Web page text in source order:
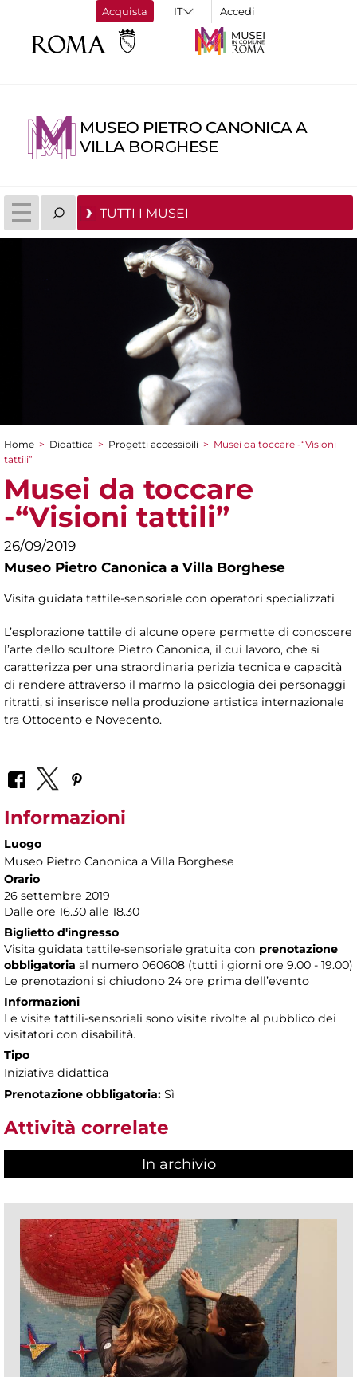
Acquista Accedi
MUSEO PIETRO CANONICA A
VILLA BORGHESE
TUTTI I MUSEI
Tu sei qui
Home > Didattica > Progetti accessibili > Musei da toccare -“Visioni
tattili”
Musei da toccare
-“Visioni tattili”
26/09/2019
Museo Pietro Canonica a Villa Borghese
Visita guidata tattile-sensoriale con operatori specializzati
L’esplorazione tattile di alcune opere permette di conoscere
l’arte dello scultore Pietro Canonica, il cui lavoro, che si
caratterizza per una straordinaria perizia tecnica e capacità
di rendere attraverso il marmo la psicologia dei personaggi
ritratti, si inserisce nella produzione artistica internazionale
tra Ottocento e Novecento.
Informazioni
Luogo
Museo Pietro Canonica a Villa Borghese
Orario
26 settembre 2019
Dalle ore 16.30 alle 18.30
Biglietto d'ingresso
Visita guidata tattile-sensoriale gratuita con prenotazione
obbligatoria al numero 060608 (tutti i giorni ore 9.00 - 19.00)
Le prenotazioni si chiudono 24 ore prima dell’evento
Informazioni
Le visite tattili-sensoriali sono visite rivolte al pubblico dei
visitatori con disabilità.
Tipo
Iniziativa didattica
Prenotazione obbligatoria: Sì
Attività correlate
In archivio